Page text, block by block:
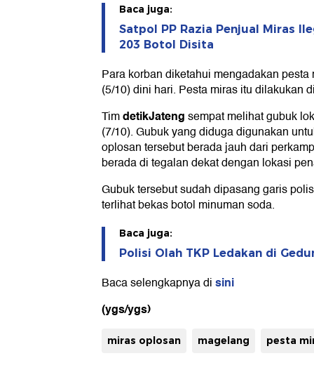
Baca juga:
Satpol PP Razia Penjual Miras
203 Botol Disita
Para korban diketahui mengadakan
(5/10) dini hari. Pesta miras itu dilakukan
TimdetikJatengsempat melihat gubuk
(7/10). Gubuk yang diduga digunakan
oplosan tersebut berada jauh dari
berada di tegalan dekat dengan lokasi
Gubuk tersebut sudah dipasang garis
terlihat bekas botol minuman soda.
Baca juga:
Polisi Olah TKP Ledakan di
Baca selengkapnya disini
(ygs/ygs)
miras oplosan magelang pesta